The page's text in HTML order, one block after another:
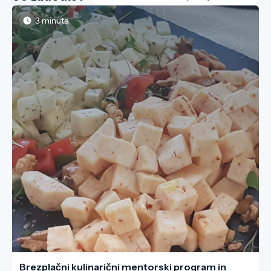
3 minuta
Brezplačni kulinarični mentorski program in